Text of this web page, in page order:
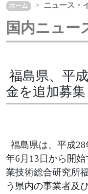
ホーム ニュース・
国内ニュー
福島県、平
金を追加募集
福島県は、平成
年6月13日から開
業技術総合研究所
う県内の事業者及